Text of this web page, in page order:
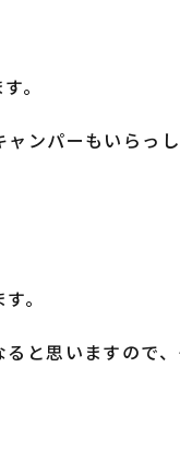
。
ンパーもいらっ
。
と思いますので